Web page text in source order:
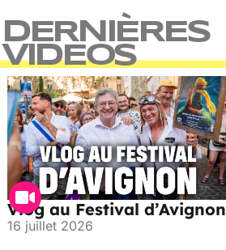
DERNIÈRES
VIDEOS
Vlog au Festival d’Avignon
16 juillet 2026